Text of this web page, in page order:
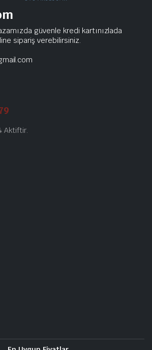
güvenle kredi kartınızlada
sipariş verebilirsiniz.
Aktiftir.